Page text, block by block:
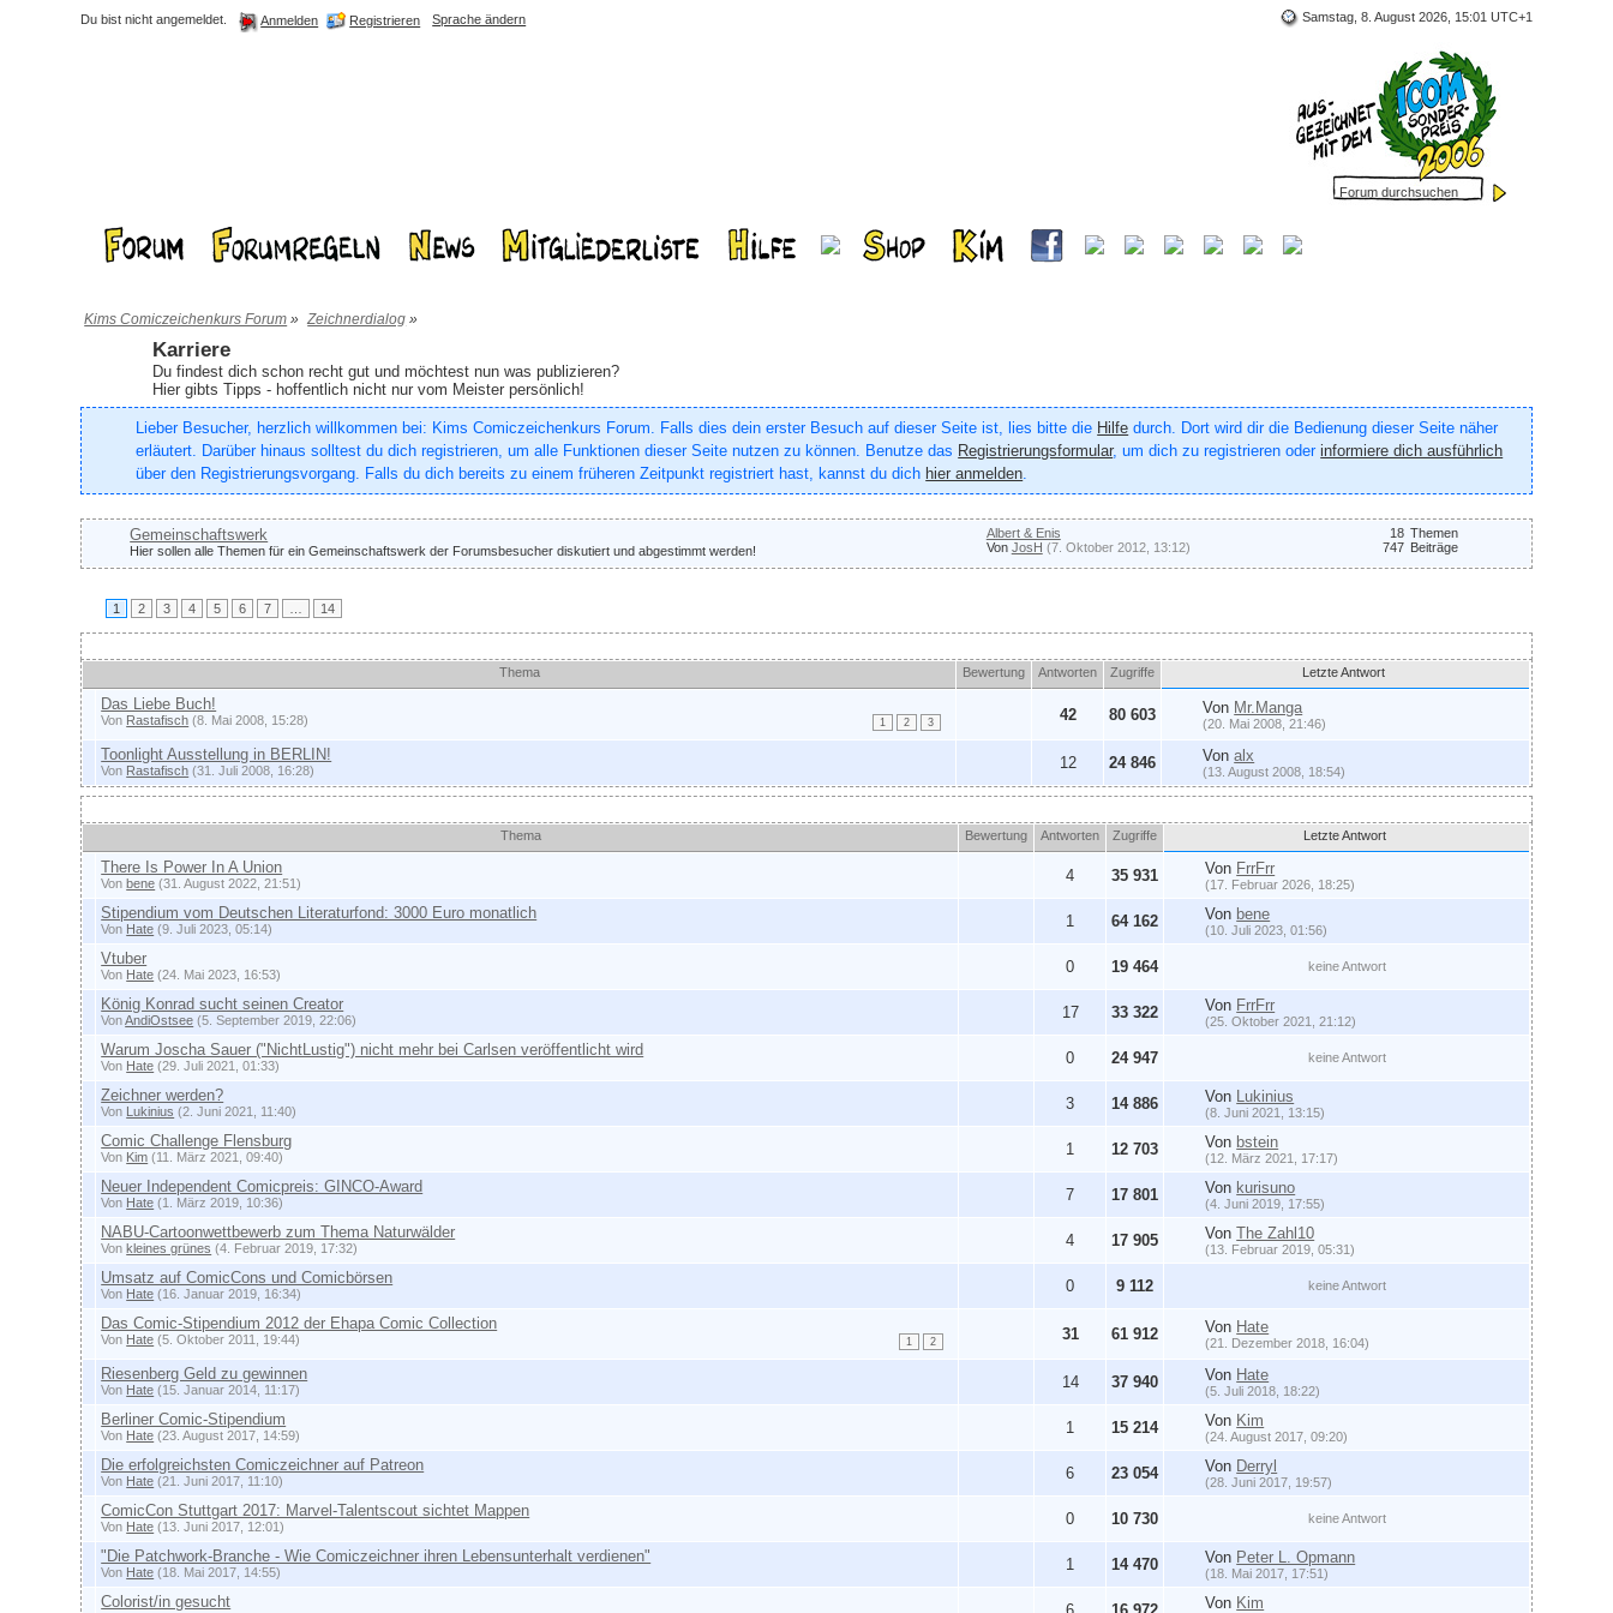
Samstag, 8. August 2026, 15:01 UTC+1
Du bist nicht angemeldet. Anmelden Registrieren Sprache ändern
Kims Comiczeichenkurs Forum » Zeichnerdialog »
Karriere
Du findest dich schon recht gut und möchtest nun was publizieren?
Hier gibts Tipps - hoffentlich nicht nur vom Meister persönlich!
Lieber Besucher, herzlich willkommen bei: Kims Comiczeichenkurs Forum. Falls dies dein erster Besuch auf dieser Seite ist, lies bitte die Hilfe durch. Dort wird dir die Bedienung dieser Seite näher
erläutert. Darüber hinaus solltest du dich registrieren, um alle Funktionen dieser Seite nutzen zu können. Benutze das Registrierungsformular, um dich zu registrieren oderinformiere dich ausführlich
über den Registrierungsvorgang. Falls du dich bereits zu einem früheren Zeitpunkt registriert hast, kannst du dich hier anmelden.
Gemeinschaftswerk
Hier sollen alle Themen für ein Gemeinschaftswerk der Forumsbesucher diskutiert und abgestimmt werden!
Albert & Enis
Von JosH (7. Oktober 2012, 13:12)
Themen
18
Beiträge
747
1 2 3 4 5 6 7 … 14
Thema Bewertung Antworten Zugriffe Letzte Antwort
Das Liebe Buch!
1 2 3
Von Rastafisch (8. Mai 2008, 15:28) 42 80 603 Von Mr.Manga
(20. Mai 2008, 21:46)
Toonlight Ausstellung in BERLIN!
Von Rastafisch (31. Juli 2008, 16:28) 12 24 846 Vonalx
(13. August 2008, 18:54)
Thema Bewertung Antworten Zugriffe Letzte Antwort
There Is Power In A Union
Von bene (31. August 2022, 21:51) 4 35 931 Von FrrFrr
(17. Februar 2026, 18:25)
Stipendium vom Deutschen Literaturfond: 3000 Euro monatlich
Von Hate (9. Juli 2023, 05:14) 1 64 162 Von bene
(10. Juli 2023, 01:56)
Vtuber
Von Hate (24. Mai 2023, 16:53) 0 19 464 keine Antwort
König Konrad sucht seinen Creator
VonAndiOstsee (5. September 2019, 22:06) 17 33 322 Von FrrFrr
(25. Oktober 2021, 21:12)
Warum Joscha Sauer ("NichtLustig") nicht mehr bei Carlsen veröffentlicht wird
Von Hate (29. Juli 2021, 01:33) 0 24 947 keine Antwort
Zeichner werden?
Von Lukinius (2. Juni 2021, 11:40) 3 14 886 Von Lukinius
(8. Juni 2021, 13:15)
Comic Challenge Flensburg
Von Kim (11. März 2021, 09:40) 1 12 703 Von bstein
(12. März 2021, 17:17)
Neuer Independent Comicpreis: GINCO-Award
Von Hate (1. März 2019, 10:36) 7 17 801 Von kurisuno
(4. Juni 2019, 17:55)
NABU-Cartoonwettbewerb zum Thema Naturwälder
Von kleines grünes (4. Februar 2019, 17:32) 4 17 905 VonThe Zahl10
(13. Februar 2019, 05:31)
Umsatz auf ComicCons und Comicbörsen
Von Hate (16. Januar 2019, 16:34) 0 9 112 keine Antwort
Das Comic-Stipendium 2012 der Ehapa Comic Collection
1 2
Von Hate (5. Oktober 2011, 19:44) 31 61 912 Von Hate
(21. Dezember 2018, 16:04)
Riesenberg Geld zu gewinnen
Von Hate (15. Januar 2014, 11:17) 14 37 940 Von Hate
(5. Juli 2018, 18:22)
Berliner Comic-Stipendium
Von Hate (23. August 2017, 14:59) 1 15 214 Von Kim
(24. August 2017, 09:20)
Die erfolgreichsten Comiczeichner auf Patreon
Von Hate (21. Juni 2017, 11:10) 6 23 054 Von Derryl
(28. Juni 2017, 19:57)
ComicCon Stuttgart 2017: Marvel-Talentscout sichtet Mappen
Von Hate (13. Juni 2017, 12:01) 0 10 730 keine Antwort
"Die Patchwork-Branche - Wie Comiczeichner ihren Lebensunterhalt verdienen"
Von Hate (18. Mai 2017, 14:55) 1 14 470 Von Peter L. Opmann
(18. Mai 2017, 17:51)
Colorist/in gesucht Von Kim